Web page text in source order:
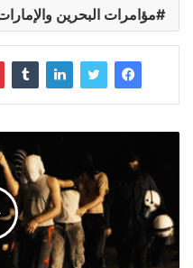
مؤامرات البحرين